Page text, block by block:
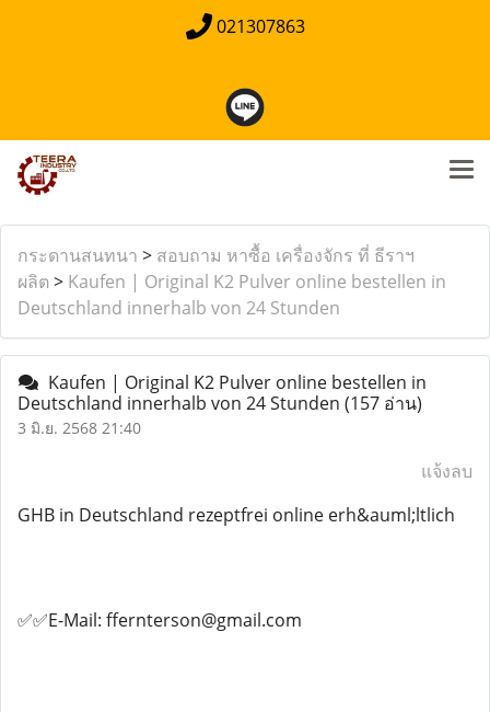
021307863
กระดานสนทนา > สอบถาม หาซื้อ เครื่องจักร ที่ ธีราฯ
ผลิต > Kaufen | Original K2 Pulver online bestellen in
Deutschland innerhalb von 24 Stunden
Kaufen | Original K2 Pulver online bestellen in
Deutschland innerhalb von 24 Stunden (157 อ่าน)
3 มิ.ย. 2568 21:40
แจ้งลบ
GHB in Deutschland rezeptfrei online erh&auml;ltlich
✅✅E-Mail: ffernterson@gmail.com